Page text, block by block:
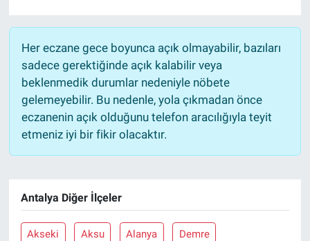
Her eczane gece boyunca açık olmayabilir, bazıları
sadece gerektiğinde açık kalabilir veya
beklenmedik durumlar nedeniyle nöbete
gelemeyebilir. Bu nedenle, yola çıkmadan önce
eczanenin açık olduğunu telefon aracılığıyla teyit
etmeniz iyi bir fikir olacaktır.
Antalya Diğer İlçeler
Akseki Aksu Alanya Demre